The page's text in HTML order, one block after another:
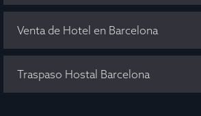
Venta de Hotel en Barcelona
Traspaso Hostal Barcelona